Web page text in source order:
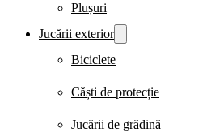
Plușuri
Jucării exterior
Biciclete
Căști de protecție
Jucării de grădină